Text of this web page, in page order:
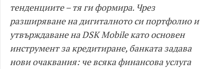
тенденциите – тя ги формира. Чрез
разширяване на дигиталното си портфолио и
утвърждаване на DSK Mobile като основен
инструмент за кредитиране, банката задава
нови очаквания: че всяка финансова услуга